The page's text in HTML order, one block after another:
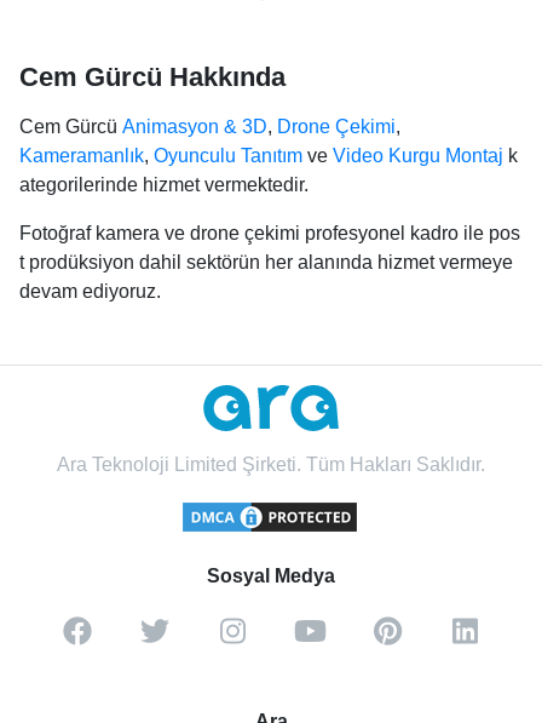
Cem Gürcü Hakkında
Cem Gürcü Animasyon & 3D, Drone Çekimi,
Kameramanlık, Oyunculu Tanıtım ve Video Kurgu Montaj k
ategorilerinde hizmet vermektedir.
Fotoğraf kamera ve drone çekimi profesyonel kadro ile pos
t prodüksiyon dahil sektörün her alanında hizmet vermeye
devam ediyoruz.
Ara Teknoloji Limited Şirketi. Tüm Hakları Saklıdır.
Sosyal Medya